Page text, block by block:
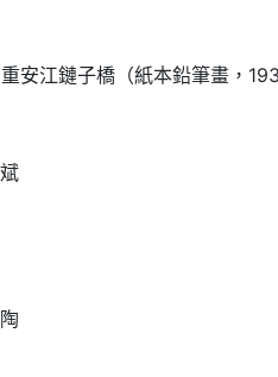
重安江鏈子橋（紙本鉛筆畫，